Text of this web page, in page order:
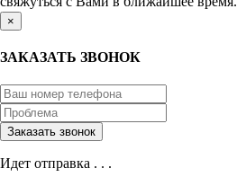
×
ЗАКАЗАТЬ ЗВОНОК
Идет отправка . . .